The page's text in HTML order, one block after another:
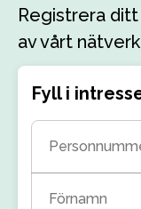
Registrera
av vårt
Fyll i
Förnamn